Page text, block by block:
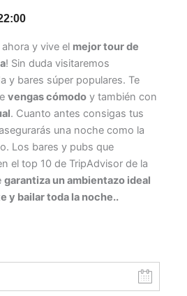
ahora y vive el mejor tour de
! Sin duda visitaremos
y bares súper populares. Te
vengas cómodo y también con
. Cuanto antes consigas tus
una noche como la
Los bares y pubs que
el top 10 de TripAdvisor de la
garantiza un ambientazo ideal
y bailar toda la noche..